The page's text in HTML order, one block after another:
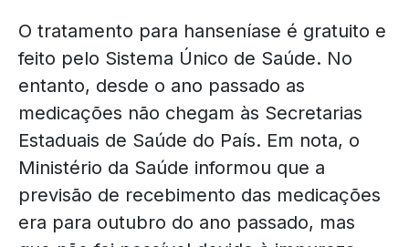
O tratamento para hanseníase é gratuito e
feito pelo Sistema Único de Saúde. No
entanto, desde o ano passado as
medicações não chegam às Secretarias
Estaduais de Saúde do País. Em nota, o
Ministério da Saúde informou que a
previsão de recebimento das medicações
era para outubro do ano passado, mas